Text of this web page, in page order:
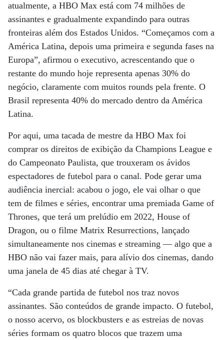
atualmente, a HBO Max está com 74 milhões de
assinantes e gradualmente expandindo para outras
fronteiras além dos Estados Unidos. “Começamos com a
América Latina, depois uma primeira e segunda fases na
Europa”, afirmou o executivo, acrescentando que o
restante do mundo hoje representa apenas 30% do
negócio, claramente com muitos rounds pela frente. O
Brasil representa 40% do mercado dentro da América
Latina.
Por aqui, uma tacada de mestre da HBO Max foi
comprar os direitos de exibição da Champions League e
do Campeonato Paulista, que trouxeram os ávidos
espectadores de futebol para o canal. Pode gerar uma
audiência inercial: acabou o jogo, ele vai olhar o que
tem de filmes e séries, encontrar uma premiada Game of
Thrones, que terá um prelúdio em 2022, House of
Dragon, ou o filme Matrix Resurrections, lançado
simultaneamente nos cinemas e streaming — algo que a
HBO não vai fazer mais, para alívio dos cinemas, dando
uma janela de 45 dias até chegar à TV.
“Cada grande partida de futebol nos traz novos
assinantes. São conteúdos de grande impacto. O futebol,
o nosso acervo, os blockbusters e as estreias de novas
séries formam os quatro blocos que trazem uma